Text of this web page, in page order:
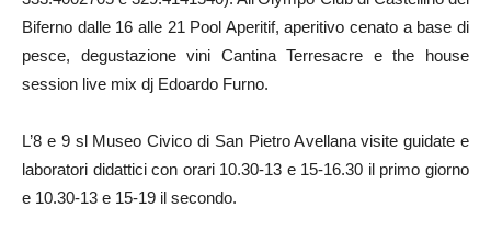
Biferno dalle 16 alle 21 Pool Aperitif, aperitivo cenato a base di
pesce, degustazione vini Cantina Terresacre e the house
session live mix dj Edoardo Furno.
L’8 e 9 sl Museo Civico di San Pietro Avellana visite guidate e
laboratori didattici con orari 10.30-13 e 15-16.30 il primo giorno
e 10.30-13 e 15-19 il secondo.